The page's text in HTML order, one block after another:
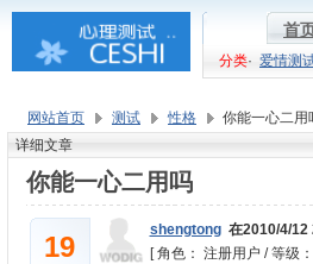
首
分类· 爱情测
网站首页 测试 性格
你能一心二用
详细文章
你能一心二用吗
19
shengtong 在2010/4/12
[ 角色： 注册用户 / 等级